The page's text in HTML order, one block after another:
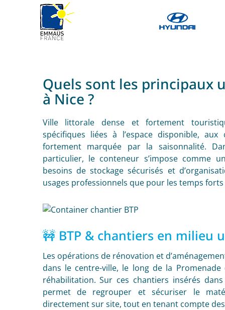
Quels sont les principaux
à Nice ?
Ville littorale dense et fortement
spécifiques liées à l’espace disponible,
fortement marquée par la saisonnalité.
particulier, le conteneur s’impose comme
besoins de stockage sécurisés et
usages professionnels que pour les temps
🚧 BTP & chantiers en milieu
Les opérations de rénovation et
dans le centre-ville, le long de la
réhabilitation. Sur ces chantiers insérés
permet de regrouper et sécuriser le
directement sur site, tout en tenant compte